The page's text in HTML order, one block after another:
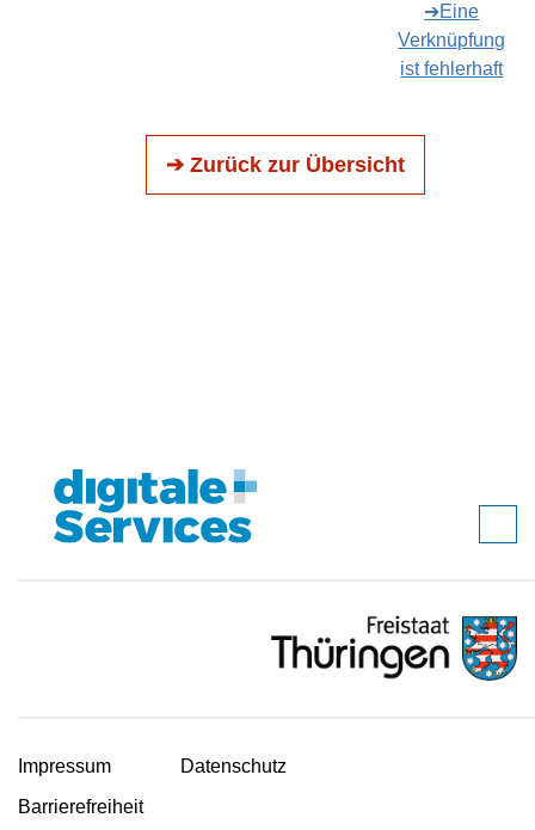
➔Eine
Verknüpfung
ist fehlerhaft
➔ Zurück zur Übersicht
Impressum
Datenschutz
Barrierefreiheit